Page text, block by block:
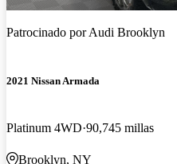
Patrocinado porAudi Brooklyn
2021 Nissan Armada
Platinum 4WD 90,745 millas
Brooklyn, NY